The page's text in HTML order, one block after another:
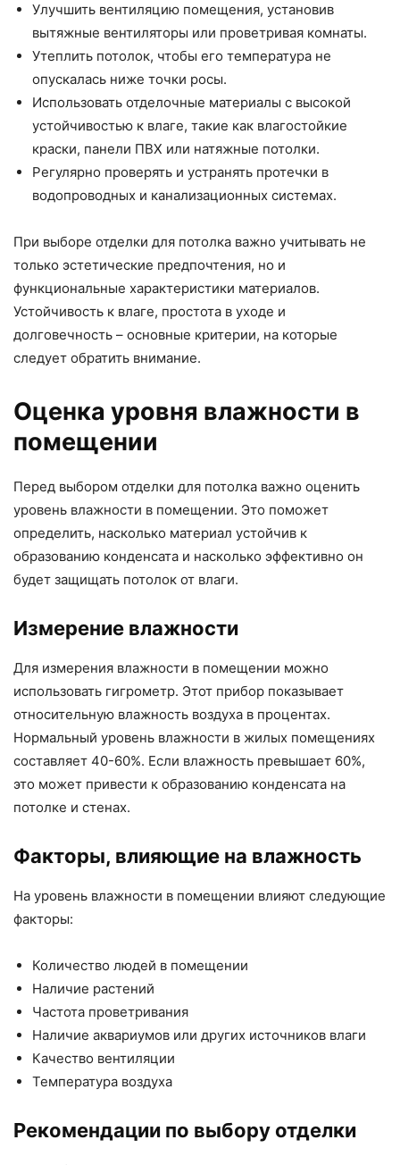
Улучшить вентиляцию помещения, установив
вытяжные вентиляторы или проветривая комнаты.
Утеплить потолок, чтобы его температура не
опускалась ниже точки росы.
Использовать отделочные материалы с высокой
устойчивостью к влаге, такие как влагостойкие
краски, панели ПВХ или натяжные потолки.
Регулярно проверять и устранять протечки в
водопроводных и канализационных системах.
При выборе отделки для потолка важно учитывать не
только эстетические предпочтения, но и
функциональные характеристики материалов.
Устойчивость к влаге, простота в уходе и
долговечность – основные критерии, на которые
следует обратить внимание.
Оценка уровня влажности в
помещении
Перед выбором отделки для потолка важно оценить
уровень влажности в помещении. Это поможет
определить, насколько материал устойчив к
образованию конденсата и насколько эффективно он
будет защищать потолок от влаги.
Измерение влажности
Для измерения влажности в помещении можно
использовать гигрометр. Этот прибор показывает
относительную влажность воздуха в процентах.
Нормальный уровень влажности в жилых помещениях
составляет 40-60%. Если влажность превышает 60%,
это может привести к образованию конденсата на
потолке и стенах.
Факторы, влияющие на влажность
На уровень влажности в помещении влияют следующие
факторы:
Количество людей в помещении
Наличие растений
Частота проветривания
Наличие аквариумов или других источников влаги
Качество вентиляции
Температура воздуха
Рекомендации по выбору отделки